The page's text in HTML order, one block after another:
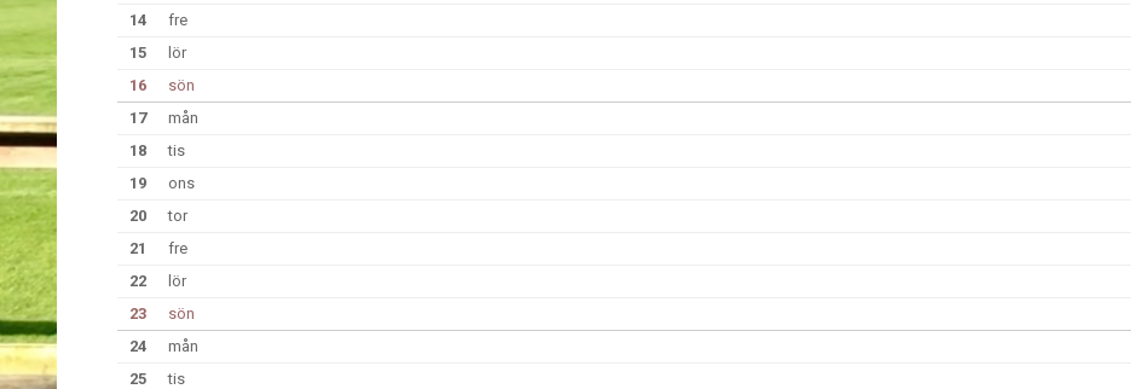
14
fre
15
lör
16
sön
17
mån
18
tis
19
ons
20
tor
21
fre
22
lör
23
sön
24
mån
25
tis